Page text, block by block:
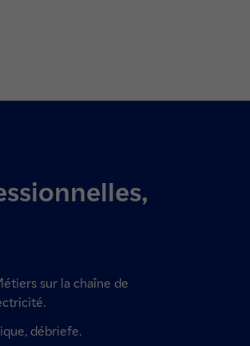
sur la chaîne de
débriefe.